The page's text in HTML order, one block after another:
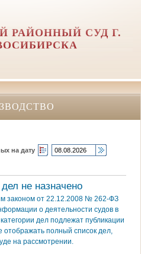
РАЙОННЫЙ СУД Г.
на дату
не назначено
законом от 22.12.2008 № 262-ФЗ
о деятельности судов в
дел подлежат публикации
отображать полный список дел,
на рассмотрении.